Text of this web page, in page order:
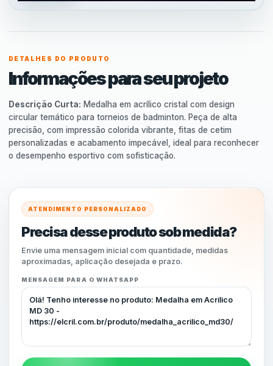
DETALHES DO PRODUTO
Informações para seu projeto
Descrição Curta: Medalha em acrílico cristal com design
circular temático para torneios de badminton. Peça de alta
precisão, com impressão colorida vibrante, fitas de cetim
personalizadas e acabamento impecável, ideal para reconhecer
o desempenho esportivo com sofisticação.
ATENDIMENTO PERSONALIZADO
Precisa desse produto sob medida?
Envie uma mensagem inicial com quantidade, medidas
aproximadas, aplicação desejada e prazo.
MENSAGEM PARA O WHATSAPP